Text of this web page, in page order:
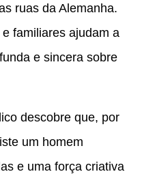
ruas da Alemanha.
familiares ajudam a
e sincera sobre
descobre que, por
um homem
e uma força criativa